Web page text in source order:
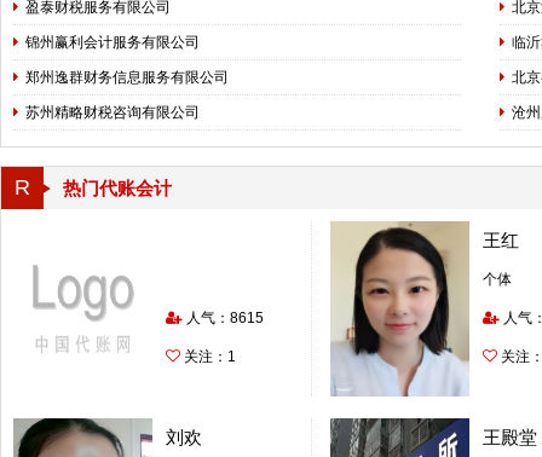
盈泰财税服务有限公司 北
锦州赢利会计服务有限公司 临
郑州逸群财务信息服务有限公司 北
苏州精略财税咨询有限公司 沧
R 热门代账会计
人气：8615
关注：1
王红
个体
人气
关注
刘欢 王殿堂